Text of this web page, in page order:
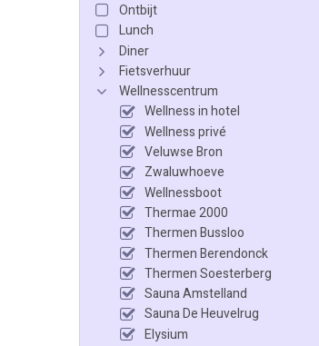
Ontbijt
Lunch
Diner
Fietsverhuur
Wellnesscentrum
Wellness in hotel
Wellness privé
Veluwse Bron
Zwaluwhoeve
Wellnessboot
Thermae 2000
Thermen Bussloo
Thermen Berendonck
Thermen Soesterberg
Sauna Amstelland
Sauna De Heuvelrug
Elysium